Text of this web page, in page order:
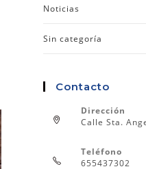
Noticias
Sin categoría
Contacto
Dirección
Calle Sta.
Teléfono
655437302